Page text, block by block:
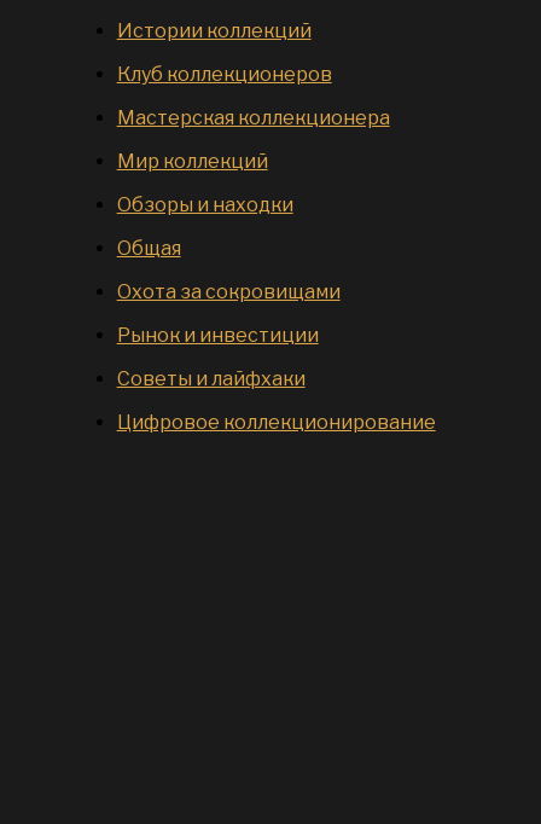
Истории коллекций
Клуб коллекционеров
Мастерская коллекционера
Мир коллекций
Обзоры и находки
Общая
Охота за сокровищами
Рынок и инвестиции
Советы и лайфхаки
Цифровое коллекционирование